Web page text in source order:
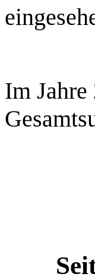
Im Jahre